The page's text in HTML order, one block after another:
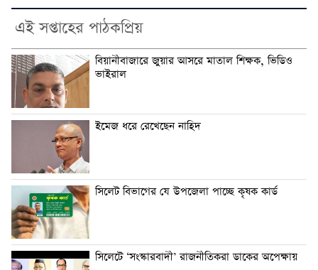
এই সপ্তাহের পাঠকপ্রিয়
বিয়ানীবাজারে জুয়ার আসরে মাতাল শিক্ষক, ভিডিও
ভাইরাল
ইমেজ ধরে রেখেছেন নাহিদ
সিলেট বিভাগের যে উপজেলা পাচ্ছে কৃষক কার্ড
সিলেটে ‘সংস্কারবাদী’ রাজনীতিকরা ডাকের অপেক্ষায়